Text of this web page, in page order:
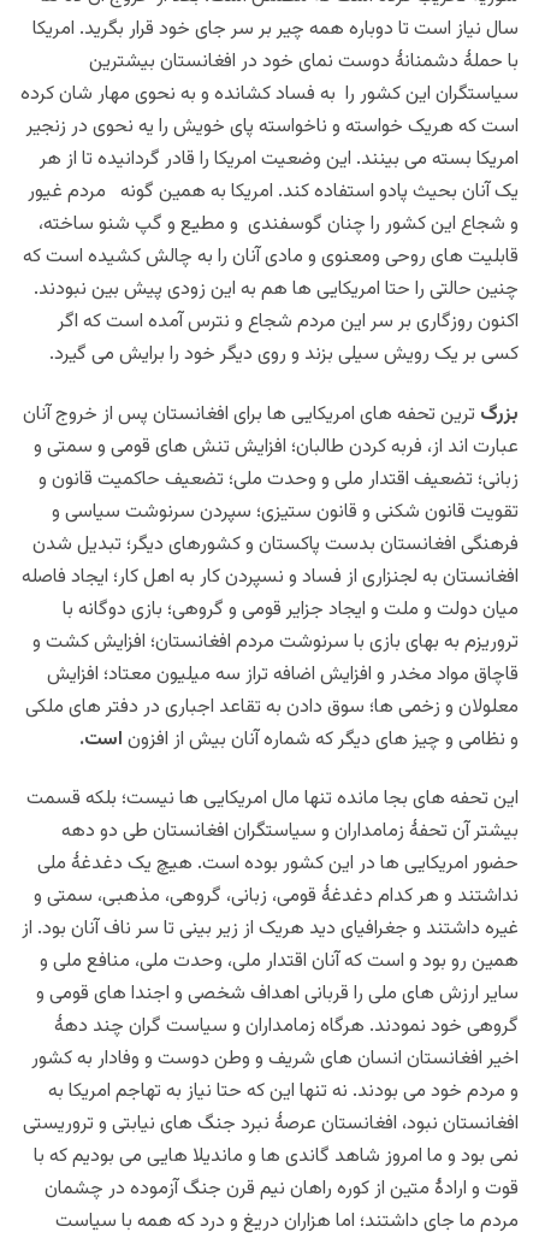
سال نیاز است تا دوباره همه چیر بر سر جای خود قرار بگرید. امریکا
با حملۀ دشمنانۀ دوست نمای خود در افغانستان بیشترین
سیاستگران این کشور را به فساد کشانده و به نحوی مهار شان کرده
است که هریک خواسته و ناخواسته پای خویش را یه نحوی در زنجیر
امریکا بسته می بینند. این وضعیت امریکا را قادر گردانیده تا از هر
یک آنان بحیث پادو استفاده کند. امریکا به همین گونه مردم غیور
و شجاع این کشور را چنان گوسفندی و مطیع و گپ شنو ساخته،
قابلیت های روحی ومعنوی و مادی آنان را به چالش کشیده است که
چنین حالتی را حتا امریکایی ها هم به این زودی پیش بین نبودند.
اکنون روزگاری بر سر این مردم شجاع و نترس آمده است که اگر
کسی بر یک رویش سیلی بزند و روی دیگر خود را برایش می گیرد.
بزرگ ترین تحفه های امریکایی ها برای افغانستان پس از خروج آنان
عبارت اند از، فربه کردن طالبان؛ افزایش تنش های قومی و سمتی و
زبانی؛ تضعیف اقتدار ملی و وحدت ملی؛ تضعیف حاکمیت قانون و
تقویت قانون شکنی و قانون ستیزی؛ سپردن سرنوشت سیاسی و
فرهنگی افغانستان بدست پاکستان و کشورهای دیگر؛ تبدیل شدن
افغانستان به لجنزاری از فساد و نسپردن کار به اهل کار؛ ایجاد فاصله
میان دولت و ملت و ایجاد جزایر قومی و گروهی؛ بازی دوگانه با
تروریزم به بهای بازی با سرنوشت مردم افغانستان؛ افزایش کشت و
قاچاق مواد مخدر و افزایش اضافه تراز سه میلیون معتاد؛ افزایش
معلولان و زخمی ها؛ سوق دادن به تقاعد اجباری در دفتر های ملکی
و نظامی و چیز های دیگر که شماره آنان بیش از افزون است.
این تحفه های بجا مانده تنها مال امریکایی ها نیست؛ بلکه قسمت
بیشتر آن تحفۀ زمامداران و سیاستگران افغانستان طی دو دهه
حضور امریکایی ها در این کشور بوده است. هیچ یک دغدغۀ ملی
نداشتند و هر کدام دغدغۀ قومی، زبانی، گروهی، مذهبی، سمتی و
غیره داشتند و جغرافیای دید هریک از زیر بینی تا سر ناف آنان بود. از
همین رو بود و است که آنان اقتدار ملی، وحدت ملی، منافع ملی و
سایر ارزش های ملی را قربانی اهداف شخصی و اجندا های قومی و
گروهی خود نمودند. هرگاه زمامداران و سیاست گران چند دهۀ
اخیر افغانستان انسان های شریف و وطن دوست و وفادار به کشور
و مردم خود می بودند. نه تنها این که حتا نیاز به تهاجم امریکا به
افغانستان نبود، افغانستان عرصۀ نبرد جنگ های نیابتی و تروریستی
نمی بود و ما امروز شاهد گاندی ها و ماندیلا هایی می بودیم که با
قوت و ارادۀ متین از کوره راهان نیم قرن جنگ آزموده در چشمان
مردم ما جای داشتند؛ اما هزاران دریغ و درد که همه با سیاست